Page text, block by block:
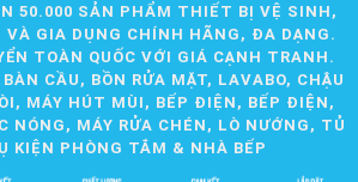
50.000 SẢN PHẨM THIẾT BỊ VỆ SINH,
GIA DỤNG CHÍNH HÃNG, ĐA DẠNG.
TOÀN QUỐC VỚI GIÁ CẠNH TRANH.
CẦU, BỒN RỬA MẶT, LAVABO, CHẬU
MÁY HÚT MÙI, BẾP ĐIỆN, BẾP ĐIỆN,
NÓNG, MÁY RỬA CHÉN, LÒ NƯỚNG, TỦ
KIỆN PHÒNG TẮM & NHÀ BẾP